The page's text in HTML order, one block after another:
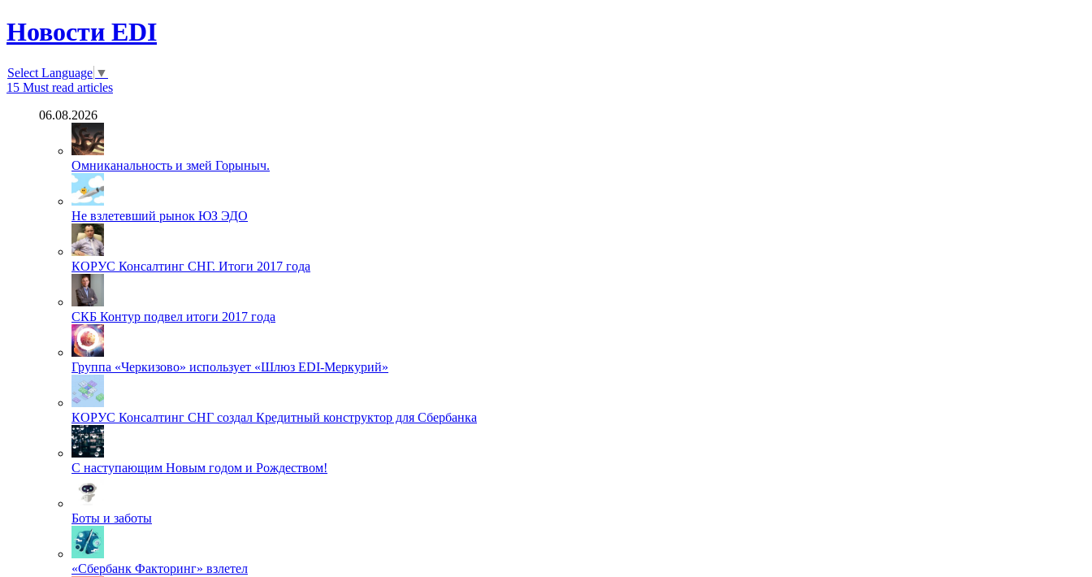
Новости EDI
Select Language ▼
15 Must read articles
06.08.2026
Омниканальность и змей Горыныч.
Не взлетевший рынок ЮЗ ЭДО
КОРУС Консалтинг СНГ. Итоги 2017 года
СКБ Контур подвел итоги 2017 года
Группа «Черкизово» использует «Шлюз EDI-Меркурий»
КОРУС Консалтинг СНГ создал Кредитный конструктор для Сбербанка
С наступающим Новым годом и Рождеством!
Боты и заботы
«Сбербанк Факторинг» взлетел